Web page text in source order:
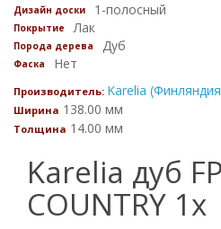
Дизайн доски 1-полосный
Покрытие Лак
Порода дерева Дуб
Фаска Нет
Производитель: Karelia
Ширина 138.00 мм
Толщина 14.00 мм
Karelia дуб
COUNTRY 1х